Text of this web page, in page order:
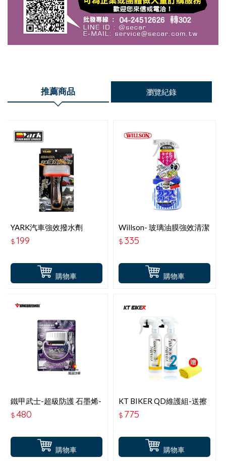
推薦商品 瀏覽紀錄
購物車
YARK汽車強效撥水劑
$199
購物車
Willson- 玻璃油膜強效清潔
劑400ml
$ 335
購物車
鐵甲武士-超級防護 石墨烯-
玻璃撥水 鍍膜劑-100ML
$480
購物車
KT BIKER QD維護組-送擦
拭布
$ 775